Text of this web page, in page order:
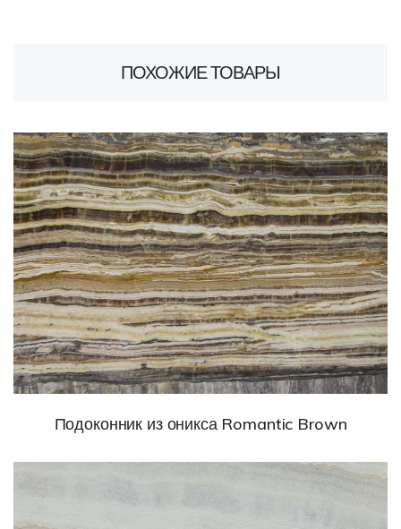
ПОХОЖИЕ ТОВАРЫ
Подоконник из оникса Romantic Brown